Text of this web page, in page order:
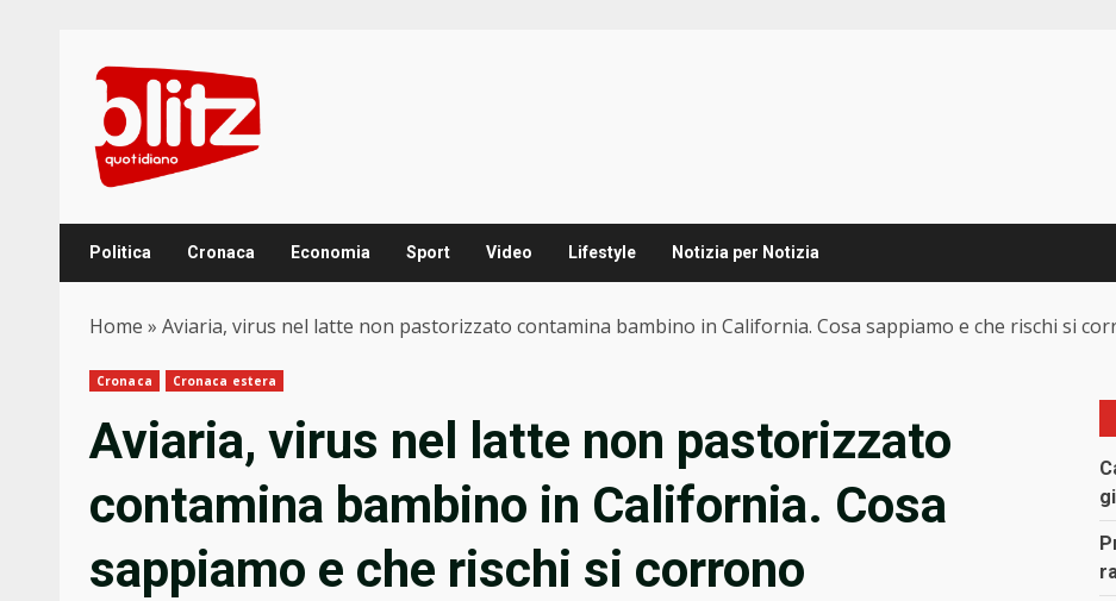
content
Politica Cronaca Economia Sport Video Lifestyle Notizia per Notizia
Home » Aviaria, virus nel latte non pastorizzato contamina bambino in California. Cosa sappiamo e che rischi si
Cronaca Cronaca estera
Aviaria, virus nel latte non pastorizzato
contamina bambino in California. Cosa
sappiamo e che rischi si corrono